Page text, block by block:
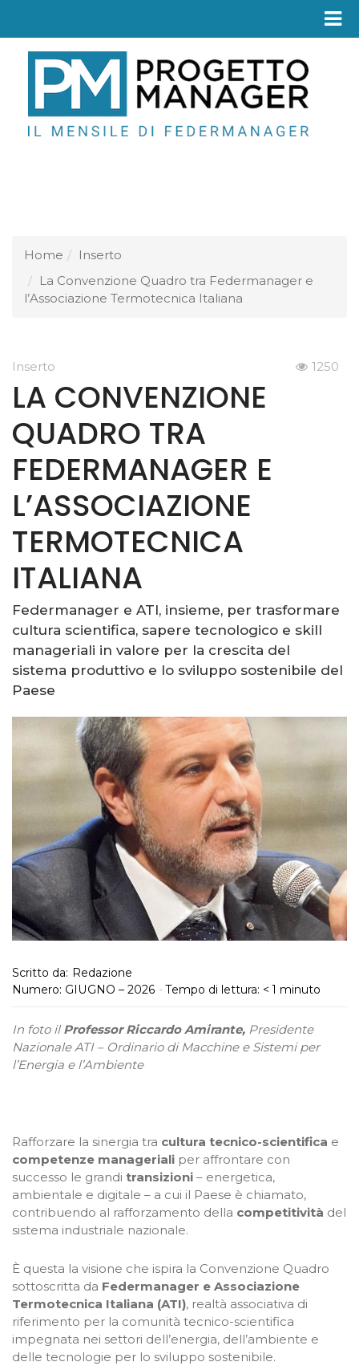
Home
Inserto
La Convenzione Quadro tra Federmanager e
l’Associazione Termotecnica Italiana
Inserto 1250
LA CONVENZIONE
QUADRO TRA
FEDERMANAGER E
L’ASSOCIAZIONE
TERMOTECNICA
ITALIANA
Federmanager e ATI, insieme, per trasformare
cultura scientifica, sapere tecnologico e skill
manageriali in valore per la crescita del
sistema produttivo e lo sviluppo sostenibile del
Paese
Scritto da: Redazione
Numero: GIUGNO – 2026 -Tempo di lettura: < 1 minuto
In foto ilProfessor Riccardo Amirante, Presidente
Nazionale ATI – Ordinario di Macchine e Sistemi per
l’Energia e l’Ambiente
Rafforzare la sinergia tra cultura tecnico-scientifica e
competenze manageriali per affrontare con
successo le grandi transizioni – energetica,
ambientale e digitale – a cui il Paese è chiamato,
contribuendo al rafforzamento della competitività del
sistema industriale nazionale.
È questa la visione che ispira la Convenzione Quadro
sottoscritta da Federmanager e Associazione
Termotecnica Italiana (ATI), realtà associativa di
riferimento per la comunità tecnico-scientifica
impegnata nei settori dell’energia, dell’ambiente e
delle tecnologie per lo sviluppo sostenibile.